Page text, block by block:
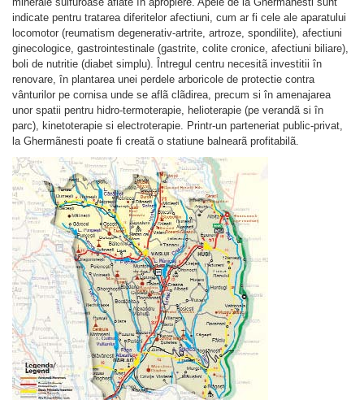
indicate pentru tratarea diferitelor afectiuni, cum ar fi cele ale aparatului
locomotor (reumatism degenerativ-artrite, artroze, spondilite), afectiuni
ginecologice, gastrointestinale (gastrite, colite cronice, afectiuni biliare),
boli de nutritie (diabet simplu). Întregul centru necesitã investitii în
renovare, în plantarea unei perdele arboricole de protectie contra
vânturilor pe cornisa unde se aflã clãdirea, precum si în amenajarea
unor spatii pentru hidro-termoterapie, helioterapie (pe verandã si în
parc), kinetoterapie si electroterapie. Printr-un parteneriat public-privat,
la Ghermãnesti poate fi creatã o statiune balnearã profitabilã.